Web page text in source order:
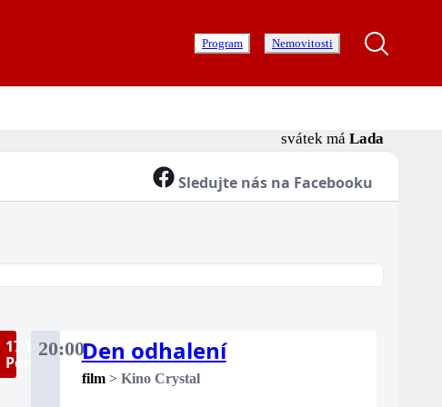
Program Nemovitosti
svátek má Lada
Sledujte nás na Facebooku
17.8.
Pondělí
20:00Den odhalení
film > Kino Crystal